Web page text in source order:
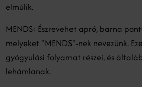
elmúlik.
MENDS: Észrevehet apró, barna
melyeket "MENDS"-nek nevezünk.
gyógyulási folyamat részei, és
lehámlanak.